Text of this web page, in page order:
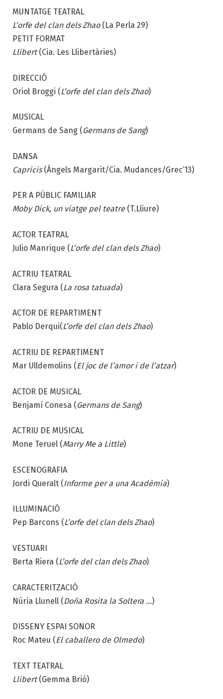
MUNTATGE TEATRAL
L’orfe del clan dels Zhao(La Perla 29)
PETIT FORMAT
Llibert(Cia. Les Llibertàries)
DIRECCIÓ
Oriol Broggi (L’orfe del clan dels Zhao)
MUSICAL
Germans de Sang ( Germans de Sang)
DANSA
Capricis(Àngels Margarit/Cia. Mudances/Grec’13)
PER A PÚBLIC FAMILIAR
Moby Dick, un viatge pel teatre(T.Lliure)
ACTOR TEATRAL
Julio Manrique (L’orfe del clan dels Zhao)
ACTRIU TEATRAL
Clara Segura (La rosa tatuada)
ACTOR DE REPARTIMENT
Pablo Derqui(L’orfe del clan dels Zhao)
ACTRIU DE REPARTIMENT
Mar Ulldemolins (El joc de l’amor i de l’atzar)
ACTOR DE MUSICAL
Benjamí Conesa (Germans de Sang)
ACTRIU DE MUSICAL
Mone Teruel (Marry Me a Little)
ESCENOGRAFIA
Jordi Queralt (Informe per a una Acadèmia)
IL·LUMINACIÓ
Pep Barcons (L’orfe del clan dels Zhao)
VESTUARI
Berta Riera (L’orfe del clan dels Zhao)
CARACTERITZACIÓ
Núria Llunell (Doña Rosita la Soltera …)
DISSENY ESPAI SONOR
Roc Mateu (El caballero de Olmedo)
TEXT TEATRAL
Llibert(Gemma Brió)